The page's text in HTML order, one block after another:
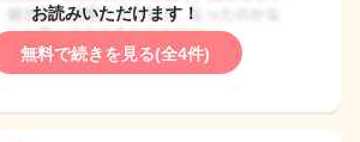
お読みいただけます！
無料で続きを見る(全4件)